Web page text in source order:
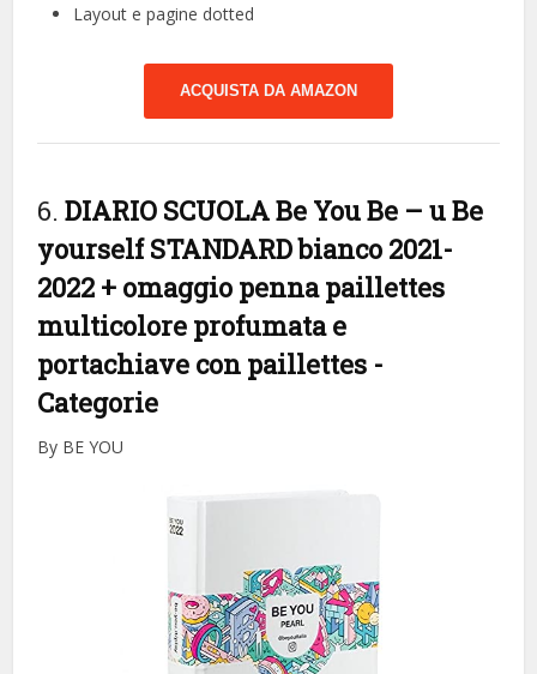
Layout e pagine dotted
ACQUISTA DA AMAZON
6.DIARIO SCUOLA Be You Be – u Be
yourself STANDARD bianco 2021-
2022 + omaggio penna paillettes
multicolore profumata e
portachiave con paillettes -
Categorie
By BE YOU